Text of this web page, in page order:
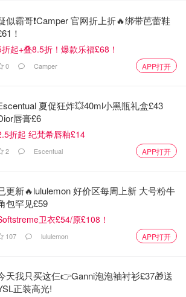
似霸哥❗️Camper 官网折上折🔥绑带芭蕾鞋
！
起+叠8.5折！爆款乐福£68！
0 Camper APP打开
夏促狂炸💥40ml小黑瓶礼盒£43
唇膏£6
折起 纪梵希唇釉£14
2 Escentual APP打开
更新🔥lululemon 好价区每周上新 大号粉牛
包罕见£59
卫衣£54/原£108！
107 lululemon APP打开
天我只买这仨👉Ganni泡泡袖衬衫£37🎁送
正装高光!